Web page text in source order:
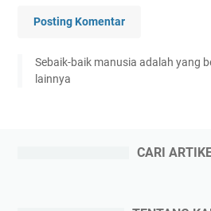
Posting Komentar
Sebaik-baik manusia adalah yang
lainnya
CARI